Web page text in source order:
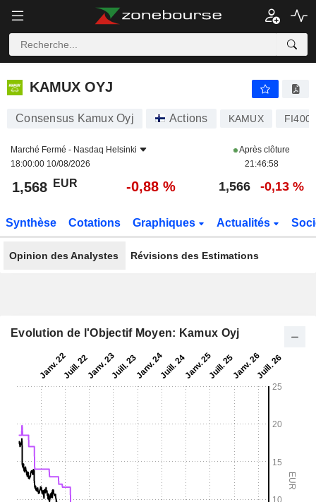
KAMUX OYJ
KAMUX OYJ
Consensus Kamux Oyj Actions KAMUX
Marché Fermé - Nasdaq Helsinki
18:00:00 10/08/2026
Après clôture
21:46:58
1,568 EUR -0,88 % 1,566 -0,13 %
Synthèse Cotations Graphiques Actualités
Opinion des Analystes Révisions des Estimations
Evolution de l'Objectif Moyen: Kamux Oyj